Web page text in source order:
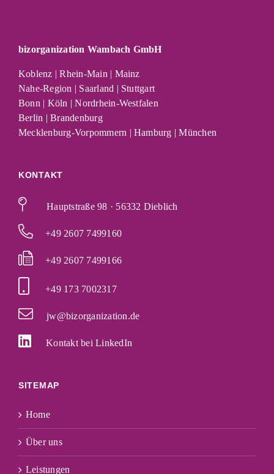
bizorganization Wambach GmbH
Koblenz | Rhein-Main | Mainz
Nahe-Region | Saarland | Stuttgart
Bonn | Köln | Nordrhein-Westfalen
Berlin | Brandenburg
Mecklenburg-Vorpommern | Hamburg | München
KONTAKT
Hauptstraße 98 · 56332 Dieblich
+49 2607 7499160
+49 2607 7499166
+49 173 7002317
jw@bizorganization.de
Kontakt bei LinkedIn
SITEMAP
Home
Über uns
Leistungen